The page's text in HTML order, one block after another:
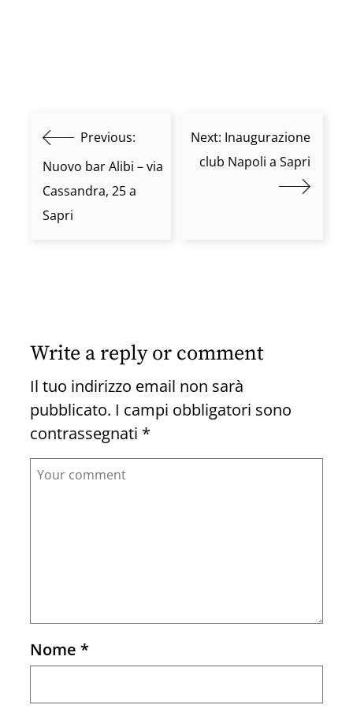
Previous:
Nuovo bar Alibi – via
Cassandra, 25 a
Sapri
Next: Inaugurazione
club Napoli a Sapri
Write a reply or comment
Il tuo indirizzo email non sarà
pubblicato. I campi obbligatori sono
contrassegnati *
Comment
Nome*